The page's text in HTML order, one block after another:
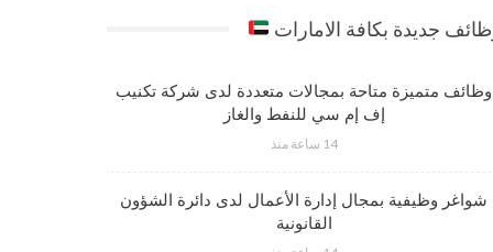
جديدة بكافة الامارات
وظائف متميزة متاحة بمجالات متعددة لدى شركة تكنيب
إف إم سي للنفط والغاز
14 ساعة منذ
شواغر وظيفية بمجال إدارة الأعمال لدى دائرة الشؤون
القانونية